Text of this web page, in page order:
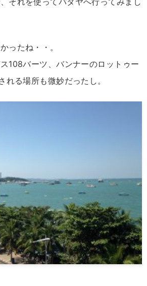
ったね・・。
108バーツ、バンナーのロットゥー
れる場所も微妙だったし。